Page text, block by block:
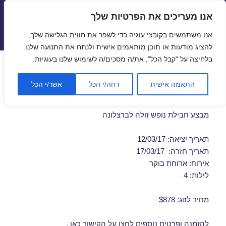
אנו מעריכים את הפרטיות שלך
אנו משתמשים בקובצי עוגיה כדי לשפר את חווית הגלישה שלך,
להציג מודעות או תוכן מותאמים אישית ולנתח את התנועה שלנו.
בלחיצה על "קבל הכל", את/ה מסכים/ה לשימוש שלנו בעוגיות.
התאמה אישית דחה/י הכל אשר/י הכל
תפריטים
ווידג'טים
חבילות נופש לברצלונה במרץ
12/03/2017
מבצע חבילת נופש זולה לברצלונה
תאריך יציאה: 12/03/17
תאריך חזרה: 17/03/17
אירוח: ארוחת בוקר
לילות: 4
מחיר לזוג: $878
להזמנה ופרטים נוספים לחצו על הקישור כאן .